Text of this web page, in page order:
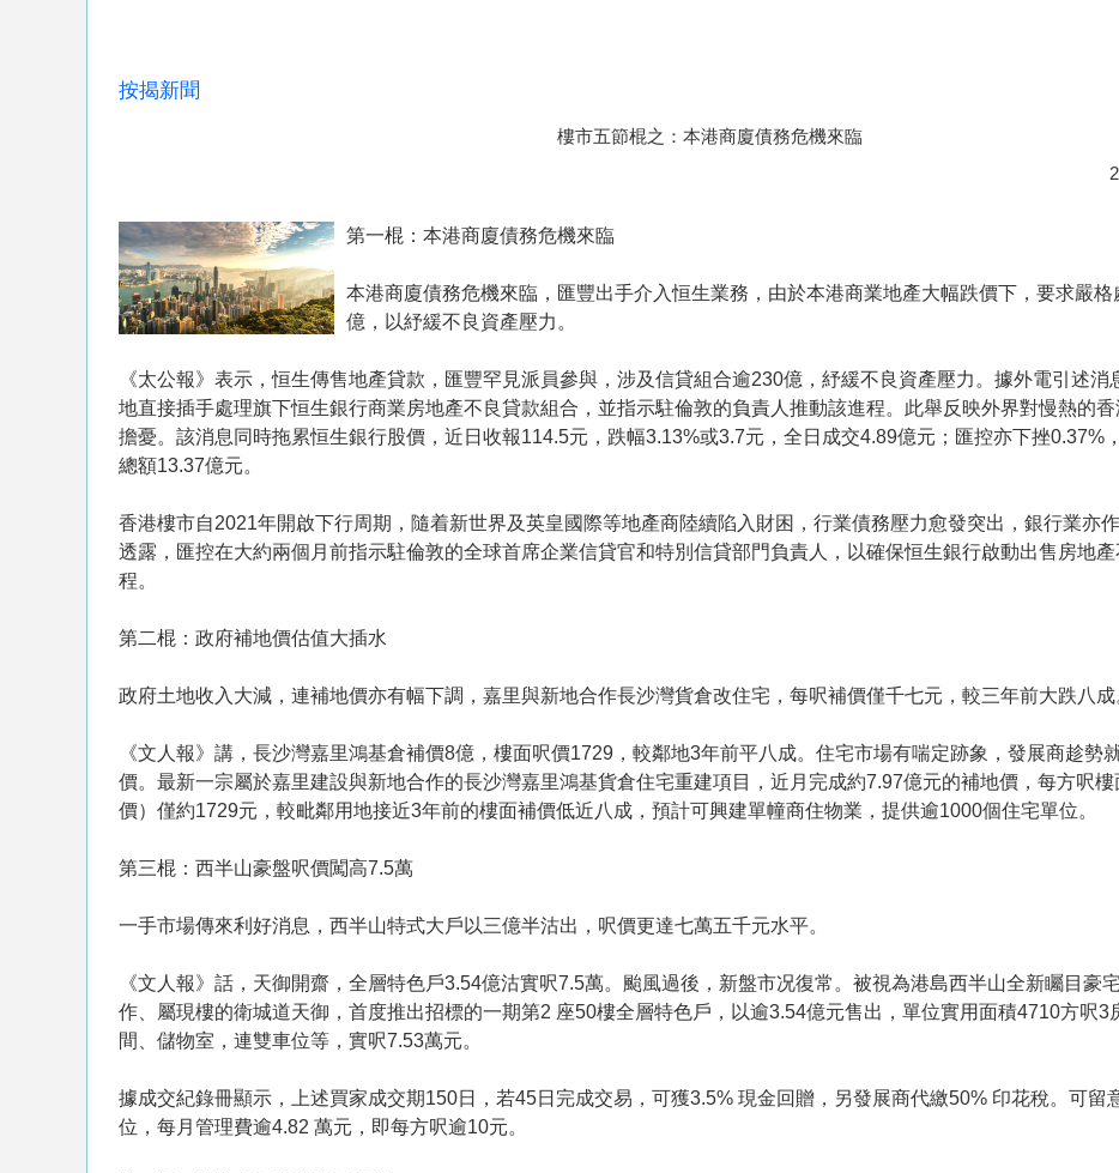
按揭新聞
樓市五節棍之：本港商廈債務危機來臨
第一棍：本港商廈債務危機來臨
本港商廈債務危機來臨，匯豐出手介入恒生業務，由於本港商業地產大幅跌價下，要求嚴
億，以紓緩不良資產壓力。
《太公報》表示，恒生傳售地產貸款，匯豐罕見派員參與，涉及信貸組合逾230億，紓緩不良資產壓力。據外電引述消
地直接插手處理旗下恒生銀行商業房地產不良貸款組合，並指示駐倫敦的負責人推動該進程。此舉反映外界對慢熱的
擔憂。該消息同時拖累恒生銀行股價，近日收報114.5元，跌幅3.13%或3.7元，全日成交4.89億元；匯控亦下挫0.37%
總額13.37億元。
香港樓市自2021年開啟下行周期，隨着新世界及英皇國際等地產商陸續陷入財困，行業債務壓力愈發突出，銀行業亦
透露，匯控在大約兩個月前指示駐倫敦的全球首席企業信貸官和特別信貸部門負責人，以確保恒生銀行啟動出售房地
程。
第二棍：政府補地價估值大插水
政府土地收入大減，連補地價亦有幅下調，嘉里與新地合作長沙灣貨倉改住宅，每呎補價僅千七元，較三年前大跌八成
《文人報》講，長沙灣嘉里鴻基倉補價8億，樓面呎價1729，較鄰地3年前平八成。住宅市場有喘定跡象，發展商趁勢
價。最新一宗屬於嘉里建設與新地合作的長沙灣嘉里鴻基貨倉住宅重建項目，近月完成約7.97億元的補地價，每方呎
價）僅約1729元，較毗鄰用地接近3年前的樓面補價低近八成，預計可興建單幢商住物業，提供逾1000個住宅單位。
第三棍：西半山豪盤呎價闖高7.5萬
一手市場傳來利好消息，西半山特式大戶以三億半沽出，呎價更達七萬五千元水平。
《文人報》話，天御開齋，全層特色戶3.54億沽實呎7.5萬。颱風過後，新盤市况復常。被視為港島西半山全新矚目豪
作、屬現樓的衛城道天御，首度推出招標的一期第2 座50樓全層特色戶，以逾3.54億元售出，單位實用面積4710方呎3
間、儲物室，連雙車位等，實呎7.53萬元。
據成交紀錄冊顯示，上述買家成交期150日，若45日完成交易，可獲3.5% 現金回贈，另發展商代繳50% 印花稅。可留
位，每月管理費逾4.82 萬元，即每方呎逾10元。